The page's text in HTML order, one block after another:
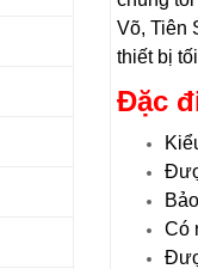
Võ, Tiên
thiết bị
Đặc
Có